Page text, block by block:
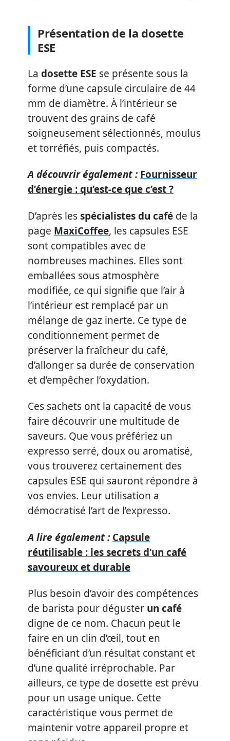
Présentation de la dosette
ESE
La dosette ESE se présente sous la
forme d’une capsule circulaire de 44
mm de diamètre. À l’intérieur se
trouvent des grains de café
soigneusement sélectionnés, moulus
et torréfiés, puis compactés.
A découvrir également : Fournisseur
d’énergie : qu’est-ce que c’est ?
D’après lesspécialistes du café de la
page MaxiCoffee, les capsules ESE
sont compatibles avec de
nombreuses machines. Elles sont
emballées sous atmosphère
modifiée, ce qui signifie que l’air à
l’intérieur est remplacé par un
mélange de gaz inerte. Ce type de
conditionnement permet de
préserver la fraîcheur du café,
d’allonger sa durée de conservation
et d’empêcher l’oxydation.
Ces sachets ont la capacité de vous
faire découvrir une multitude de
saveurs. Que vous préfériez un
expresso serré, doux ou aromatisé,
vous trouverez certainement des
capsules ESE qui sauront répondre à
vos envies. Leur utilisation a
démocratisé l’art de l’expresso.
A lire également : Capsule
réutilisable : les secrets d'un café
savoureux et durable
Plus besoin d’avoir des compétences
de barista pour déguster un café
digne de ce nom. Chacun peut le
faire en un clin d’œil, tout en
bénéficiant d’un résultat constant et
d’une qualité irréprochable. Par
ailleurs, ce type de dosette est prévu
pour un usage unique. Cette
caractéristique vous permet de
maintenir votre appareil propre et